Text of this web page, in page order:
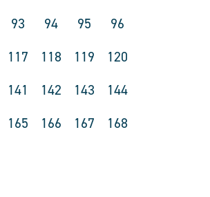
93 94 95
96
117 118 119
120
141 142 143
144
165 166 167
168